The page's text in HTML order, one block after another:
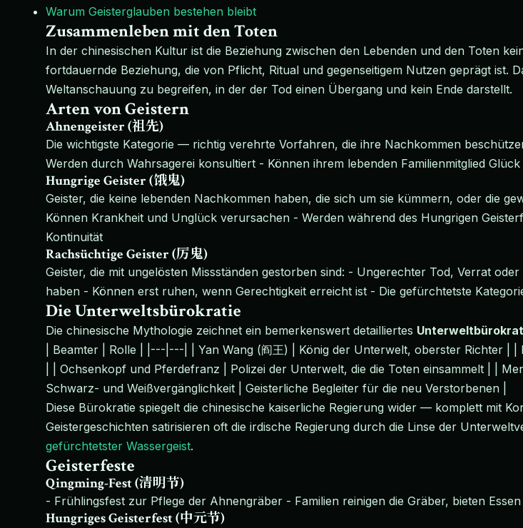
Warum Geisterglauben bestehen bleibt
Zusammenleben mit den Toten
In der chinesischen Kultur ist die Beziehung zwischen den Lebenden und den Toten
fortdauernde Beziehung, die von Pflicht, Ritual und gegenseitigem Nutzen geprägt ist.
Weltanschauung zu begreifen, in der der Tod einen Übergang und kein Ende darstellt.
Arten von Geistern
Ahnengeister (祖先)
Die wichtigste Kategorie — richtig verehrte Vorfahren, die ihre Nachkommen
Werden durch Wahrsagerei konsultiert - Können ihrem lebenden Familienmitglied
Hungrige Geister (饿鬼)
Geister, die keine lebenden Nachkommen haben, die sich um sie kümmern, oder die
Können Krankheit und Unglück verursachen - Werden während des Hungrigen
Kontinuität
Rachsüchtige Geister (厉鬼)
Geister, die mit ungelösten Missständen gestorben sind: - Ungerechter Tod, Verrat
haben - Können erst ruhen, wenn Gerechtigkeit erreicht ist - Die gefürchtetste
Die Unterweltsbürokratie
Die chinesische Mythologie zeichnet ein bemerkenswert detailliertes
| Beamter | Rolle | |---|---| | Yan Wang (阎王) | König der Unterwelt, oberster Richter |
| | Ochsenkopf und Pferdefranz | Polizei der Unterwelt, die die Toten einsammelt | |
Schwarz- und Weißvergänglichkeit | Geisterliche Begleiter für die neu Verstorbenen |
Diese Bürokratie spiegelt die chinesische kaiserliche Regierung wider — komplett mit
Geistergeschichten satirisieren oft die irdische Regierung durch die Linse der
gefürchtetster Wassergeist.
Geisterfeste
Qingming-Fest (清明节)
- Frühlingsfest zur Pflege der Ahnengräber - Familien reinigen die Gräber, bieten
Hungriges Geisterfest (中元节)